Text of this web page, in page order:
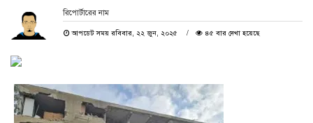
রিপোর্টারের নাম
আপডেট সময় রবিবার, ২২ জুন, ২০২৫ ৪৫ বার দেখা হয়েছে